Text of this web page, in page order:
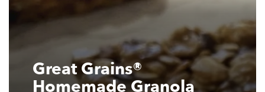
Great Grains®
Homemade Granola